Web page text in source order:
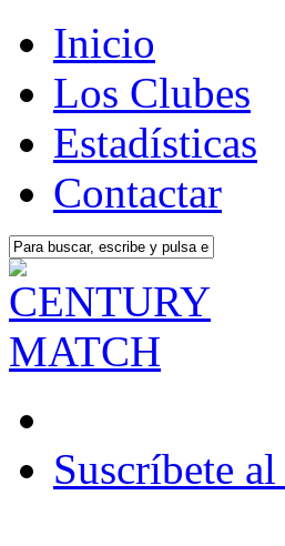
Inicio
Los Clubes
Estadísticas
Contactar
Suscríbete